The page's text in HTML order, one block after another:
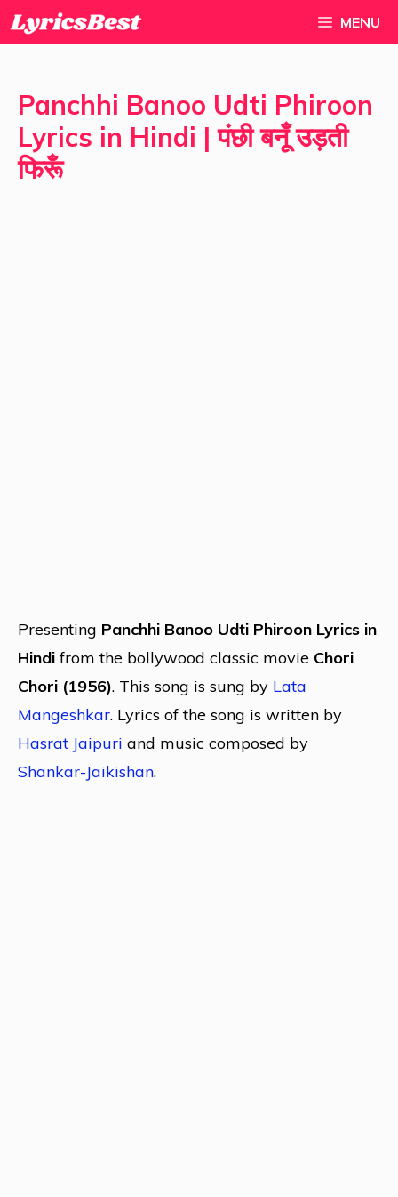
Skip
to
MENU
Panchhi Banoo Udti Phiroon
Lyrics in Hindi | पंछी बनूँ उड़ती
फिरूँ
Presenting Panchhi Banoo Udti Phiroon Lyrics in
Hindifrom the bollywood classic movie Chori
Chori (1956). This song is sung by Lata
Mangeshkar. Lyrics of the song is written by
Hasrat Jaipuri and music composed by
Shankar-Jaikishan.